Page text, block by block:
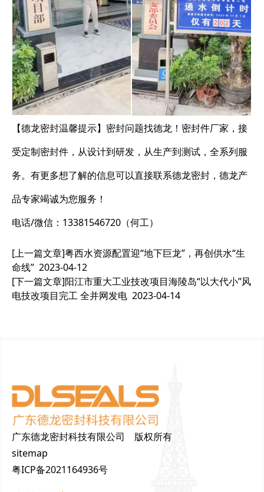
【德龙密封温馨提示】密封问题找德龙！密封件厂家，接
受定制密封件，从设计到研发，从生产到测试，全系列服
务。有更多想了解的信息可以直接联系德龙密封，德龙产
品专家竭诚为您服务！
电话/微信：13381546720（何工）
[上一篇文章]粤西水资源配置迎“地下巨龙”，再创供水“生
命线” 2023-04-12
[下一篇文章]阳江市重大工业技改项目海陵岛“以大代小”风
电技改项目完工 全并网发电 2023-04-14
广东德龙密封科技有限公司 版权所有
sitemap
粤ICP备2021164936号